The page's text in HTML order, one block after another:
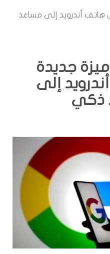
أندرويد إلى مساعد
جديدة
إلى
ذكي